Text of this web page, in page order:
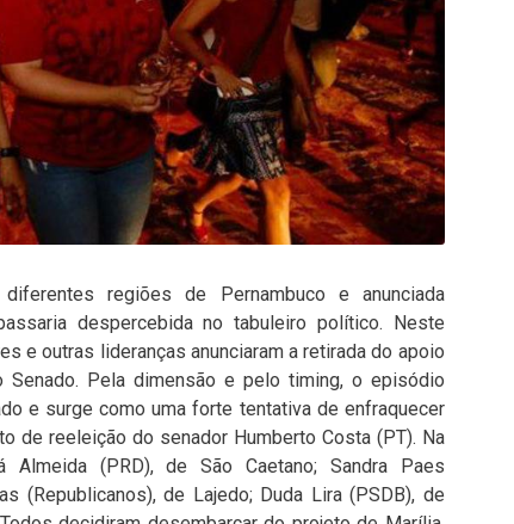
regiões de Pernambuco e anunciada
despercebida no tabuleiro político. Neste
e outras lideranças anunciaram a retirada do apoio
Senado. Pela dimensão e pelo timing, o episódio
e surge como uma forte tentativa de enfraquecer
de reeleição do senador Humberto Costa (PT). Na
(PRD), de São Caetano; Sandra Paes
(Republicanos), de Lajedo; Duda Lira (PSDB), de